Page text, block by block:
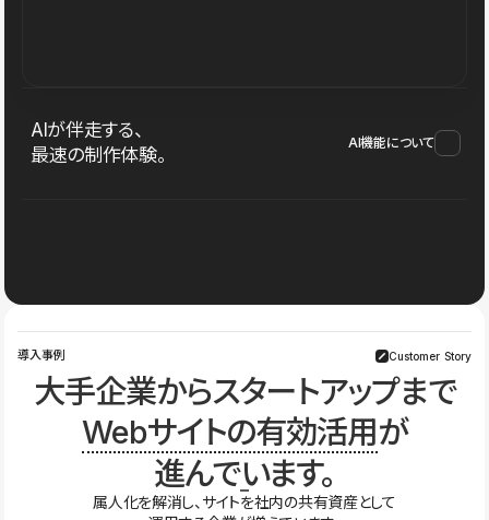
AIが伴走する、
最速の制作体験。
AI機能について
導入事例 Customer Story
大手企業からスタートアップまで
Webサイトの有効活用が
進んでいます。
属人化を解消し、サイトを社内の共有資産として